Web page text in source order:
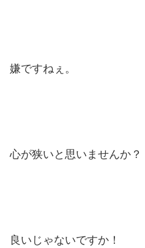
嫌ですねぇ。
心が狭いと思いませんか？
良いじゃないですか！